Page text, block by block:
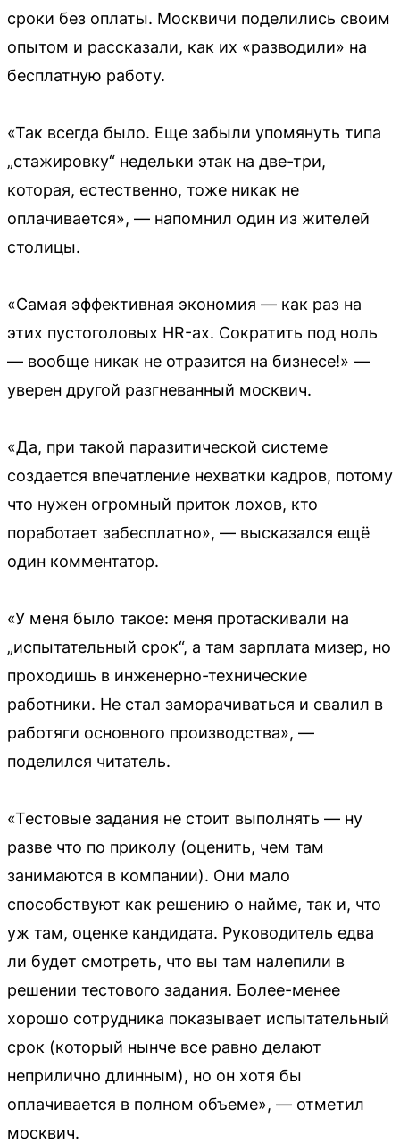
сроки без оплаты. Москвичи поделились своим
опытом и рассказали, как их «разводили» на
бесплатную работу.
«Так всегда было. Еще забыли упомянуть типа
„стажировку“ недельки этак на две-три,
которая, естественно, тоже никак не
оплачивается», — напомнил один из жителей
столицы.
«Самая эффективная экономия — как раз на
этих пустоголовых HR-ах. Сократить под ноль
— вообще никак не отразится на бизнесе!» —
уверен другой разгневанный москвич.
«Да, при такой паразитической системе
создается впечатление нехватки кадров, потому
что нужен огромный приток лохов, кто
поработает забесплатно», — высказался ещё
один комментатор.
«У меня было такое: меня протаскивали на
„испытательный срок“, а там зарплата мизер, но
проходишь в инженерно-технические
работники. Не стал заморачиваться и свалил в
работяги основного производства», —
поделился читатель.
«Тестовые задания не стоит выполнять — ну
разве что по приколу (оценить, чем там
занимаются в компании). Они мало
способствуют как решению о найме, так и, что
уж там, оценке кандидата. Руководитель едва
ли будет смотреть, что вы там налепили в
решении тестового задания. Более-менее
хорошо сотрудника показывает испытательный
срок (который нынче все равно делают
неприлично длинным), но он хотя бы
оплачивается в полном объеме», — отметил
москвич.